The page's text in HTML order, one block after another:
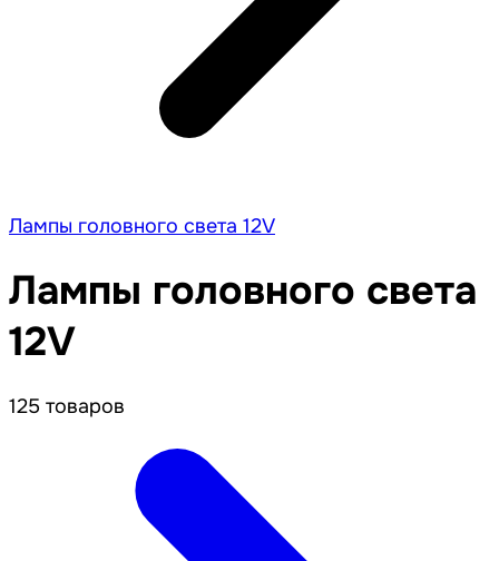
Лампы головного света 12V
Лампы головного света
12V
125 товаров